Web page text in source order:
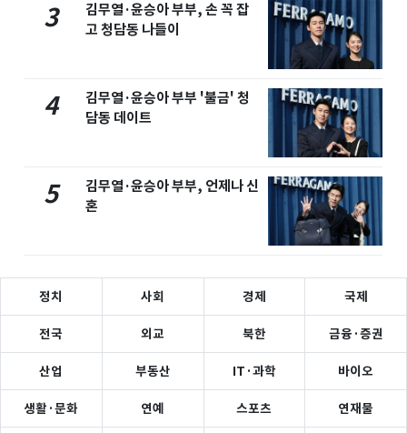
3
김무열·윤승아 부부, 손 꼭 잡
고 청담동 나들이
4
김무열·윤승아 부부 '불금' 청
담동 데이트
5
김무열·윤승아 부부, 언제나 신
혼
정치 사회 경제 국제
전국 외교 북한 금융·증권
산업 부동산 IT·과학 바이오
생활·문화 연예 스포츠 연재물